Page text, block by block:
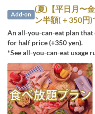
Add-on
(夏)【平日月〜
ン半額(＋350円
An all-you-can-eat plan that
for half price (+350 yen).
*See all-you-can-eat usage